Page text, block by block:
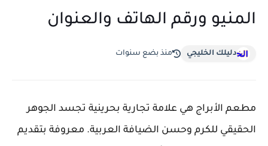
المنيو ورقم الهاتف والعنوان
دليلك الخليجي منذ بضع سنوات
مطعم الأبراج هي علامة تجارية بحرينية تجسد الجوهر
الحقيقي للكرم وحسن الضيافة العربية. معروفة بتقديم